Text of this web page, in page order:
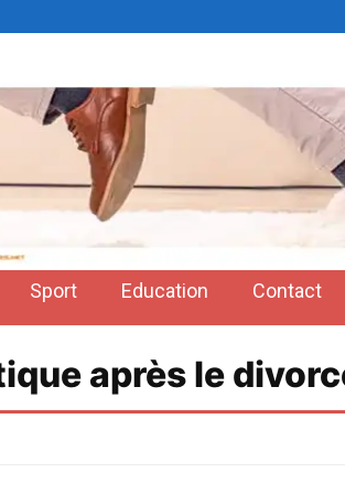
Sport Education Contact
après le